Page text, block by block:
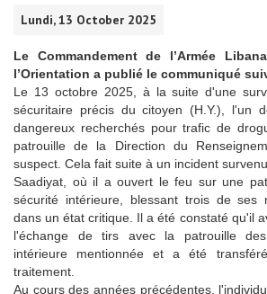
Lundi, 13 October 2025
Le Commandement de l’Armée
l’Orientation a publié le communiqué
Le 13 octobre 2025, à la suite d'une
sécuritaire précis du citoyen (H.Y.), l'un
dangereux recherchés pour trafic de
patrouille de la Direction du
suspect. Cela fait suite à un incident
Saadiyat, où il a ouvert le feu sur une
sécurité intérieure, blessant trois de ses
dans un état critique. Il a été constaté qu'il
l'échange de tirs avec la patrouille
intérieure mentionnée et a été
traitement.
Au cours des années précédentes,